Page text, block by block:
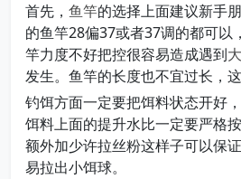
首先， 鱼竿的选择上面建议新手
的鱼竿28偏37或者37调的都可以
竿力度不好把控很容易造成遇到
发生。鱼竿的长度也不宜过长，
钓饵方面一定要把饵料状态开好
饵料上面的提升水比一定要严格
额外加少许拉丝粉这样子可以保
易拉出小饵球。